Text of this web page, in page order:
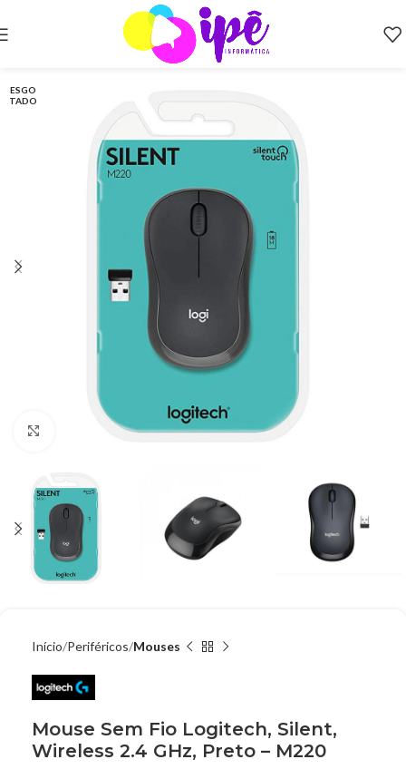
ESGO
TADO
Clique para ampliar
Início Periféricos Mouses
Mouse Sem Fio Logitech, Silent,
Wireless 2.4 GHz, Preto – M220